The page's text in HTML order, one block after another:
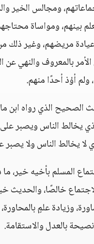
ومجالس الخير
بينهم، ومواساة
مريضهم، وغير ذلك
بالمعروف والنهي عن
ولم أؤذ أحدًا منهم.
الصحيح الذي رواه ابن
يخالط الناس ويصبر
لا يخالط الناس ولا يصبر
المسلم بأخيه خير، ما
خالصًا، والحديث
وزيادة علمٍ
بالعدل والاستقامة.